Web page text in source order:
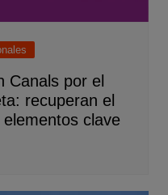
Canals por el
recuperan el
clave